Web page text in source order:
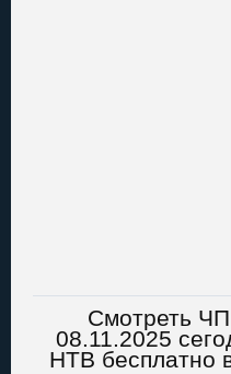
Смотреть
08.11.2025
НТВ бесплатно